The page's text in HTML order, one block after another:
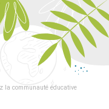
la communauté éducative